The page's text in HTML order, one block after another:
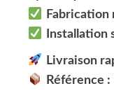
Fabrication
Installation
Livraison
Référence